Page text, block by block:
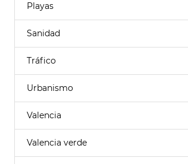
Playas
Sanidad
Tráfico
Urbanismo
Valencia
Valencia verde